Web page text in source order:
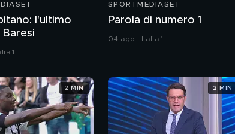
l'ultimo
1
SPORTMEDIASET
Parola di numero 1
04 ago | Italia 1
2 MIN 2 MIN